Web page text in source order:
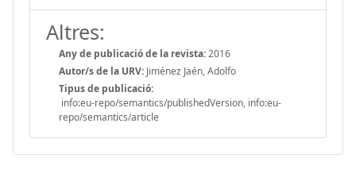
Altres:
Any de publicació de la revista:2016
Autor/s de la URV: Jiménez Jaén, Adolfo
Tipus de publicació:
info:eu-repo/semantics/publishedVersion, info:eu-
repo/semantics/article